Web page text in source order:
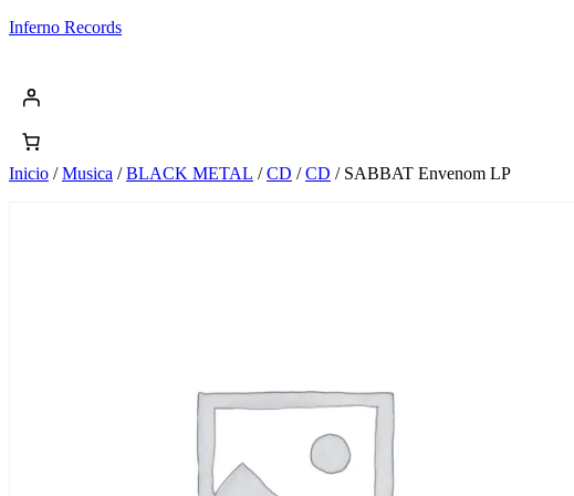
Saltar
Inferno Records
Inicio /Musica /BLACK METAL /CD /CD / SABBAT Envenom LP